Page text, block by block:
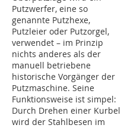
Putzwerfer, eine so
genannte Putzhexe,
Putzleier oder Putzorgel,
verwendet – im Prinzip
nichts anderes als der
manuell betriebene
historische Vorgänger der
Putzmaschine. Seine
Funktionsweise ist simpel:
Durch Drehen einer Kurbel
wird der Stahlbesen im